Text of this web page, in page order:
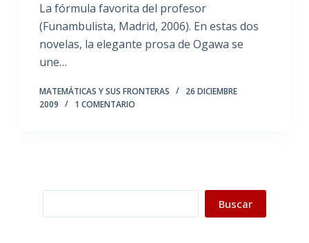
La fórmula favorita del profesor
(Funambulista, Madrid, 2006). En estas dos
novelas, la elegante prosa de Ogawa se
une…
MATEMÁTICAS Y SUS FRONTERAS
26 DICIEMBRE
2009
1 COMENTARIO
Buscar